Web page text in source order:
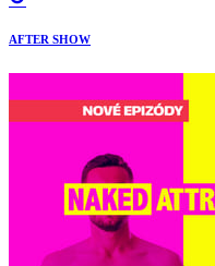
AFTER SHOW